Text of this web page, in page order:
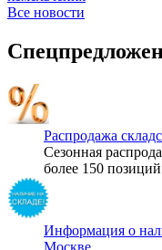
Все новости
Распродажа
Сезонная
более 150
Информация о
Москве